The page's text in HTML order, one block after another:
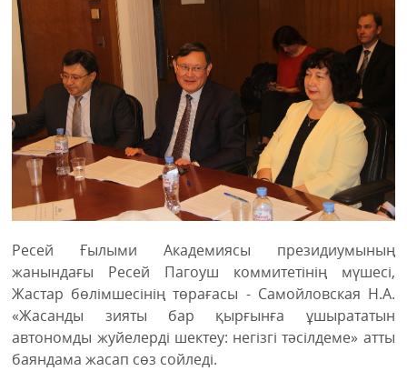
Ресей Ғылыми Академиясы президиумының
жанындағы Ресей Пагоуш коммитетінің мүшесі,
Жастар бөлімшесінің төрағасы - Самойловская Н.А.
«Жасанды зияты бар қырғынға ұшырататын
автономды жуйелерді шектеу: негізгі тәсілдеме» атты
баяндама жасап сөз сойледі.